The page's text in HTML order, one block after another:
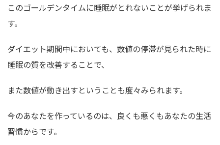
このゴールデンタイムに睡眠がとれないことが挙げられま
す。
ダイエット期間中においても、数値の停滞が見られた時に
睡眠の質を改善することで、
また数値が動き出すということも度々みられます。
今のあなたを作っているのは、良くも悪くもあなたの生活
習慣からです。